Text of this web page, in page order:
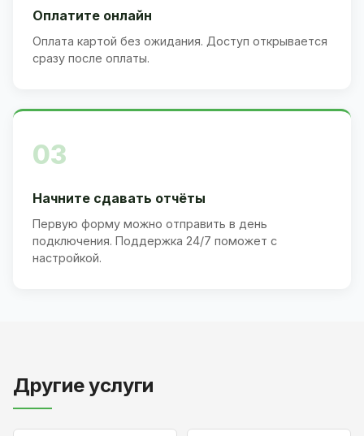
Оплатите онлайн
Оплата картой без ожидания. Доступ открывается
сразу после оплаты.
03
Начните сдавать отчёты
Первую форму можно отправить в день
подключения. Поддержка 24/7 поможет с
настройкой.
Другие услуги